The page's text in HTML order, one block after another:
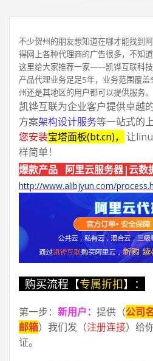
不少贺州的朋友想知道在哪才能找到
得网上各种代理商的广告很多，不知
这里给大家推荐一家——凯铧互联科
产品代理业务足足5年，业务范围覆
州还是其地区的用户都可以提供服务。
凯铧互联为企业客户提供卓越
方案架构设计服务等一站式的
您安装宝塔面板(bt.cn)， 让
样简单！
爆款产品 阿里云服务器|云数
http://www.alibjyun.com/
购买流程【专属折扣】：
第一步： 新用户： 提供（公司
邮箱）我们发（注册连接）给
证。